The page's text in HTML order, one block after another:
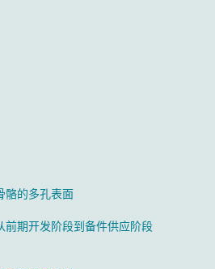
骼的多孔表面
前期开发阶段到备件供应阶段